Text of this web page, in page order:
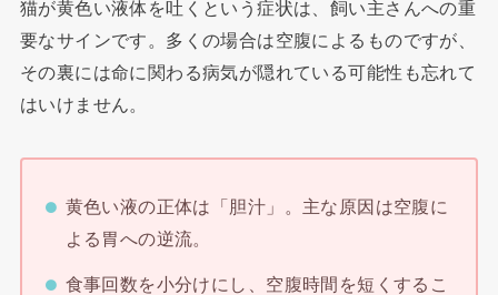
猫が黄色い液体を吐くという症状は、飼い主さんへの重
要なサインです。多くの場合は空腹によるものですが、
その裏には命に関わる病気が隠れている可能性も忘れて
はいけません。
黄色い液の正体は「胆汁」。主な原因は空腹に
よる胃への逆流。
食事回数を小分けにし、空腹時間を短くするこ